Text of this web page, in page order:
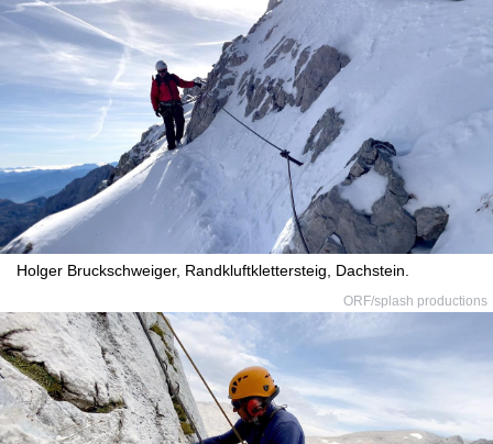
Holger Bruckschweiger, Randkluftklettersteig, Dachstein.
ORF/splash productions